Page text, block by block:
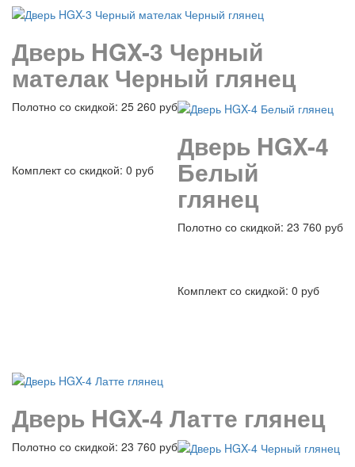
Дверь HGX-3 Черный
мателак Черный глянец
Полотно со скидкой: 25 260 руб
Комплект со скидкой: 0 руб
Дверь HGX-4
Белый
глянец
Полотно со скидкой: 23 760 руб
Комплект со скидкой: 0 руб
Дверь HGX-4 Латте глянец
Полотно со скидкой: 23 760 руб